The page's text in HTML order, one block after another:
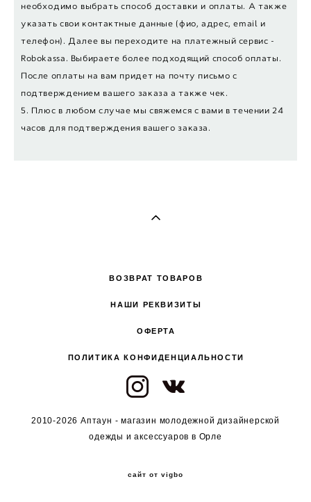
необходимо выбрать способ доставки и оплаты. А также
указать свои контактные данные (фио, адрес, email и
телефон). Далее вы переходите на платежный сервис -
Robokassa. Выбираете более подходящий способ оплаты.
После оплаты на вам придет на почту письмо с
подтверждением вашего заказа а также чек.
5. Плюс в любом случае мы свяжемся с вами в течении 24
часов для подтверждения вашего заказа.
ВОЗВРАТ ТОВАРОВ
НАШИ РЕКВИЗИТЫ
ОФЕРТА
ПОЛИТИКА КОНФИДЕНЦИАЛЬНОСТИ
2010-2026 Аптаун - магазин молодежной дизайнерской
одежды и аксессуаров в Орле
сайт от vigbo